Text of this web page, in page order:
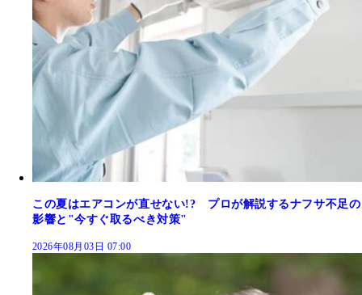
この夏はエアコンが直せない!? プロが解説するナフサ不足の
影響と"今すぐ取るべき対策"
2026年08月03日 07:00